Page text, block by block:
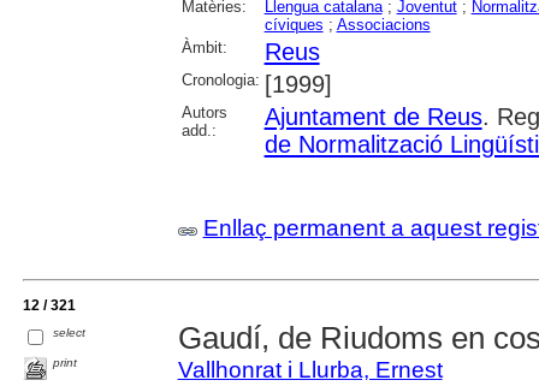
Matèries: Llengua catalana; Joventut;
cíviques ; Associacions
Àmbit:
Reus
Cronologia: [1999]
Autors
add.:
Ajuntament de Reus.
de Normalització
Enllaç permanent a aquest
12 / 321
select
print
Gaudí, de Riudoms en
Vallhonrat i Llurba, Ernest